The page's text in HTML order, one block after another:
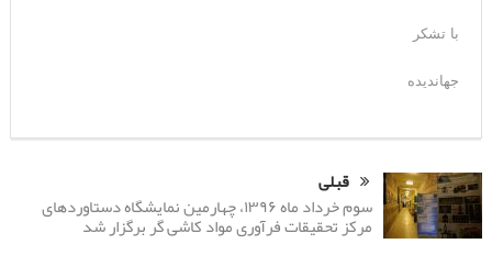
با تشکر
جهاندیده
قبلی
سوم خرداد ماه ۱۳۹۶، چهارمین نمایشگاه دستاوردهای
مرکز تحقیقات فرآوری مواد کاشی گر برگزار شد